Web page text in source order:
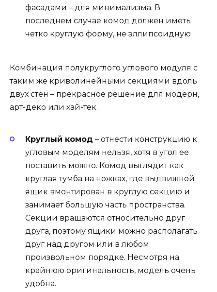
фасадами – для минимализма. В
последнем случае комод должен иметь
четко круглую форму, не эллипсоидную
Комбинация полукруглого углового модуля с
таким же криволинейными секциями вдоль
двух стен – прекрасное решение для модерн,
арт-деко или хай-тек.
Круглый комод – отнести конструкцию к
угловым моделям нельзя, хотя в угол ее
поставить можно. Комод выглядит как
круглая тумба на ножках, где выдвижной
ящик вмонтирован в круглую секцию и
занимает большую часть пространства.
Секции вращаются относительно друг
друга, поэтому ящики можно располагать
друг над другом или в любом
произвольном порядке. Несмотря на
крайнюю оригинальность, модель очень
удобна.